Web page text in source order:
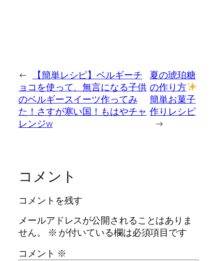
←
【簡単レシピ】ベルギーチ
ョコを使って、無言になる子供
のベルギースイーツ作ってみ
た！さすが寒い国！もはやチャ
レンジw
夏の琥珀糖
の作り方
簡単お菓子
作りレシピ
→
コメント
コメントを残す
メールアドレスが公開されることはありま
せん。
※ が付いている欄は必須項目です
コメント ※